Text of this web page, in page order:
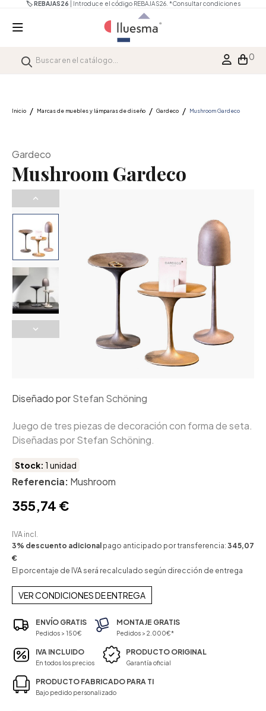
🏷️ REBAJAS26 | Introduce el código REBAJAS26. *Consultar condiciones
0
Inicio Marcas de muebles y lámparas de diseño Gardeco Mushroom Gardeco
Gardeco
Mushroom Gardeco
Diseñado porStefan Schöning
Juego de tres piezas de decoración con forma de seta.
Diseñadas por Stefan Schöning.
Stock: 1 unidad
Referencia: Mushroom
355,74 €
IVA incl.
3% descuento adicional pago anticipado por transferencia: 345,07
€
El porcentaje de IVA será recalculado según dirección de entrega
VER CONDICIONES DE ENTREGA
ENVÍO GRATIS
Pedidos > 150€
MONTAJE GRATIS
Pedidos > 2.000€*
IVA INCLUIDO
En todos los precios
PRODUCTO ORIGINAL
Garantía oficial
PRODUCTO FABRICADO PARA TI
Bajo pedido personalizado